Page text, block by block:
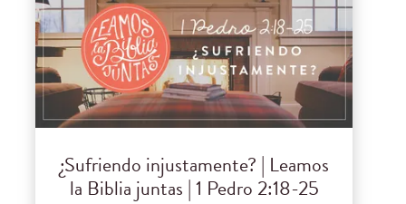
¿Sufriendo injustamente? | Leamos
la Biblia juntas | 1 Pedro 2:18-25